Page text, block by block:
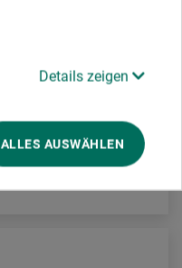
Details zeigen
ALLES AUSWÄHLEN